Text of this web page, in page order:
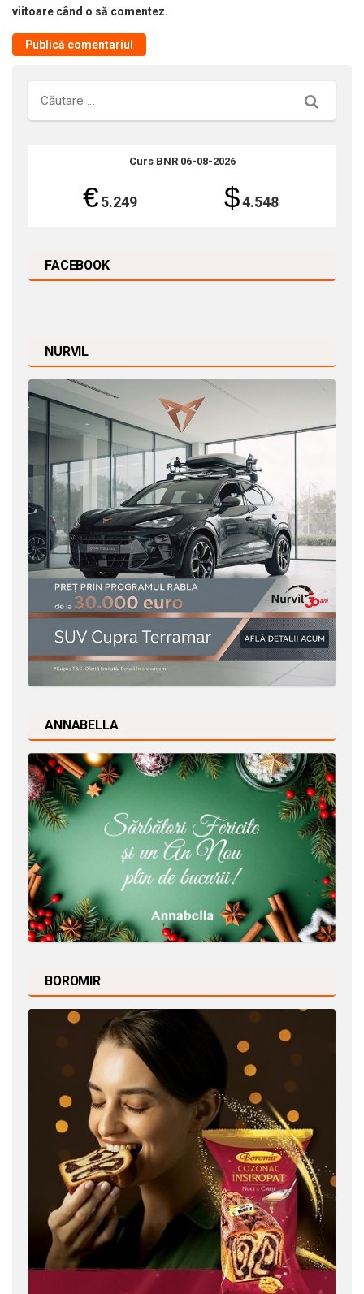
viitoare când o să comentez.
Căutare
Curs BNR 06-08-2026
€5.249 $4.548
FACEBOOK
NURVIL
ANNABELLA
BOROMIR